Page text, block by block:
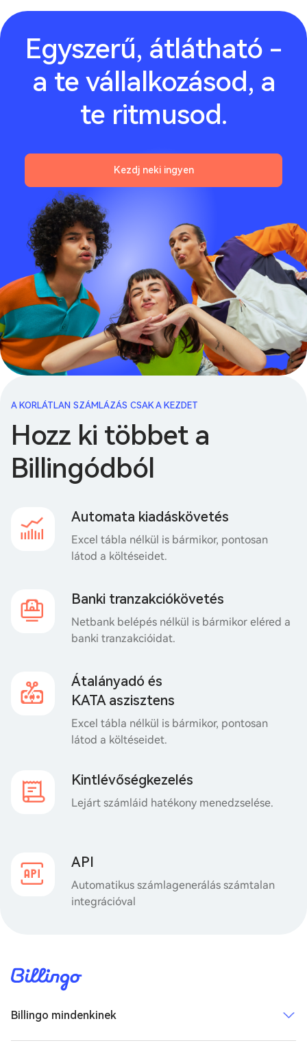
Egyszerű, átlátható -
a te vállalkozásod, a
te ritmusod.
Kezdj neki ingyen
A KORLÁTLAN SZÁMLÁZÁS CSAK A KEZDET
Hozz ki többet a
Billingódból
Automata kiadáskövetés
Excel tábla nélkül is bármikor, pontosan
látod a költéseidet.
Banki tranzakciókövetés
Netbank belépés nélkül is bármikor eléred a
banki tranzakcióidat.
Átalányadó és
KATA aszisztens
Excel tábla nélkül is bármikor, pontosan
látod a költéseidet.
Kintlévőségkezelés
Lejárt számláid hatékony menedzselése.
API
Automatikus számlagenerálás számtalan
integrációval
Billingo mindenkinek